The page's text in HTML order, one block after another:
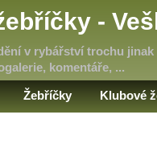
-
v rybářství trochu jinak
komentáře, ...
Žebříčky Klubové